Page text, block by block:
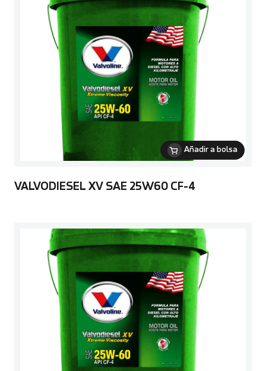
Añadir a bolsa
VALVODIESEL XV SAE 25W60 CF-4